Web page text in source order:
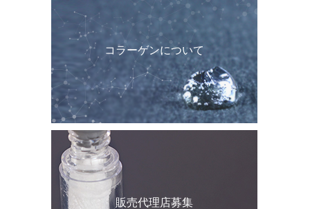
コラーゲンについて
販売代理店募集